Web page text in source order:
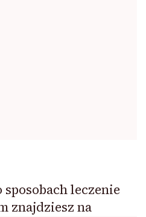
leczenie
znajdziesz na